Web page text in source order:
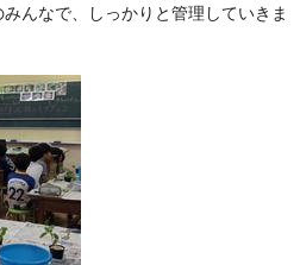
んなで、しっかりと管理していきま